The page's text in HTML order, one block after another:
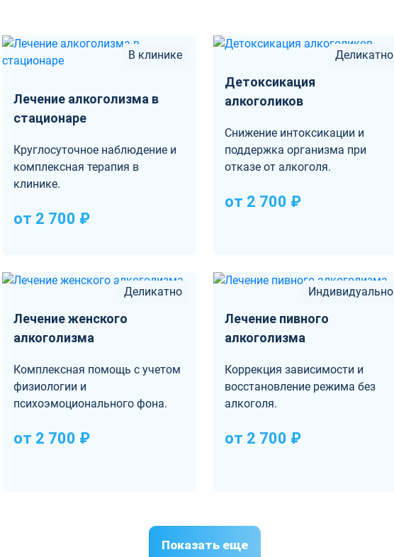
В клинике
Лечение алкоголизма в
стационаре
Круглосуточное наблюдение и
комплексная терапия в
клинике.
от 2 700 ₽
Деликатно
Детоксикация
алкоголиков
Снижение интоксикации и
поддержка организма при
отказе от алкоголя.
от 2 700 ₽
Деликатно
Лечение женского
алкоголизма
Комплексная помощь с учетом
физиологии и
психоэмоционального фона.
от 2 700 ₽
Индивидуально
Лечение пивного
алкоголизма
Коррекция зависимости и
восстановление режима без
алкоголя.
от 2 700 ₽
Показать еще